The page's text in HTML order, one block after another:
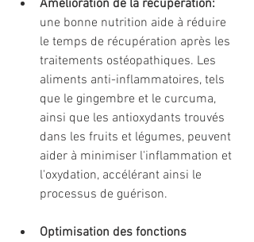
Amélioration de la récupération:
une bonne nutrition aide à réduire
le temps de récupération après les
traitements ostéopathiques. Les
aliments anti-inflammatoires, tels
que le gingembre et le curcuma,
ainsi que les antioxydants trouvés
dans les fruits et légumes, peuvent
aider à minimiser l'inflammation et
l'oxydation, accélérant ainsi le
processus de guérison.
Optimisation des fonctions